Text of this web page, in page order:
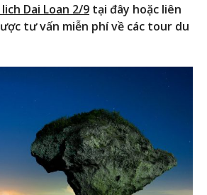
Dai Loan 2/9 tại đây hoặc liên
tư vấn miễn phí về các tour du